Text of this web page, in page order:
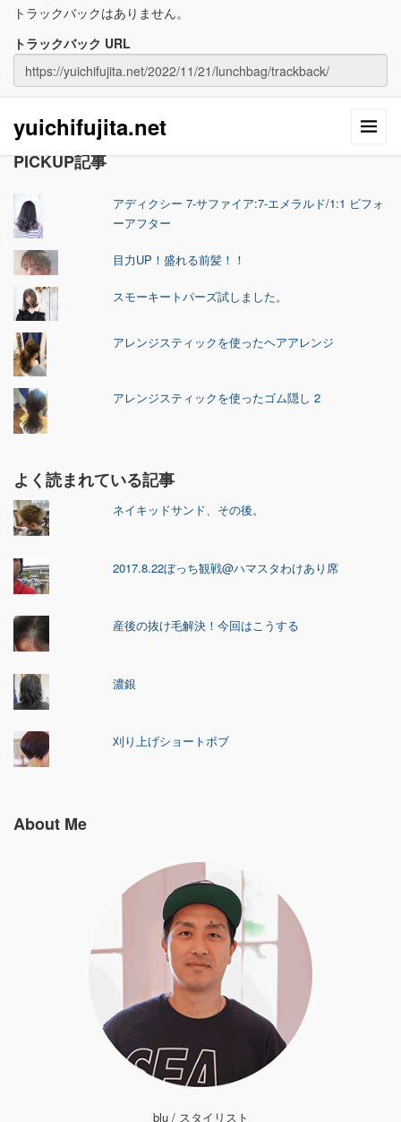
トラックバックはありません。
トラックバック URL
yuichifujita.net
PICKUP記事
アディクシー 7-サファイア:7-エメラルド/1:1 ビフォ
ーアフター
目力UP！盛れる前髪！！
スモーキートパーズ試しました。
アレンジスティックを使ったヘアアレンジ
アレンジスティックを使ったゴム隠し 2
よく読まれている記事
ネイキッドサンド、その後。
2017.8.22ぼっち観戦@ハマスタわけあり席
産後の抜け毛解決！今回はこうする
濃銀
刈り上げショートボブ
About Me
blu / スタイリスト